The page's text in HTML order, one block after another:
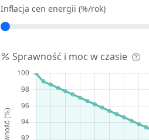
Inflacja cen energii (%/rok)
Sprawność i moc w czasie